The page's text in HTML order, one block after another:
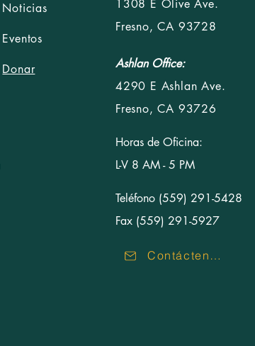
Noticias
Eventos
Donar
1308 E Olive Ave.
Fresno, CA 93728
Ashlan Office:
4290 E Ashlan Ave.
Fresno, CA 93726
Horas de Oficina:
L-V 8 AM - 5 PM
Teléfono (559) 291-5428
Fax (559) 291-5927
Contáctenos